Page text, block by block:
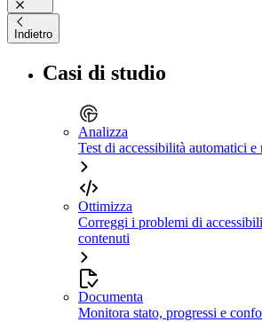
Indietro
Casi di studio
Analizza
Test di accessibilità automatici e
Ottimizza
Correggi i problemi di
contenuti
Documenta
Monitora stato, progressi e